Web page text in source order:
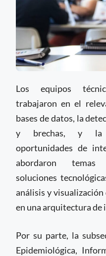
Los equipos
trabajaron en el
bases de datos, la
y brechas, y la
oportunidades de
abordaron temas
soluciones
análisis y visualización
en una arquitectura
Por su parte, la
Epidemiológica,